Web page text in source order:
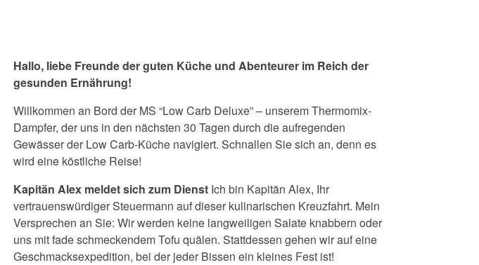
Hallo, liebe Freunde der guten Küche und Abenteurer im Reich der
gesunden Ernährung!
Willkommen an Bord der MS “Low Carb Deluxe” – unserem Thermomix-
Dampfer, der uns in den nächsten 30 Tagen durch die aufregenden
Gewässer der Low Carb-Küche navigiert. Schnallen Sie sich an, denn es
wird eine köstliche Reise!
Kapitän Alex meldet sich zum Dienst Ich bin Kapitän Alex, Ihr
vertrauenswürdiger Steuermann auf dieser kulinarischen Kreuzfahrt. Mein
Versprechen an Sie: Wir werden keine langweiligen Salate knabbern oder
uns mit fade schmeckendem Tofu quälen. Stattdessen gehen wir auf eine
Geschmacksexpedition, bei der jeder Bissen ein kleines Fest ist!